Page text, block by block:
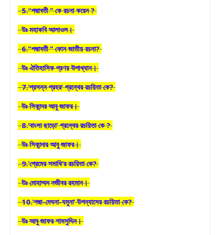
5.“পদ্মাবতী ’’ কে রচনা করেন ?
উঃ মহাকবি আলাওল।
6.“পদ্মাবতী ’’ কোন জাতীয় রচনা?
উঃ ঐতিহাসিক প্রণয় উপাখ্যান।
7.‘প্রসন্ন প্রহর’ গ্রন্থের রচয়িতা কে?
উঃ সিকান্দর আবু জাফর।
8.‘বাংলা ছাড়ো’ গ্রন্থের রচয়িতা কে ?
উঃ সিকান্দার আবু জাফর।
9.‘প্রেমের সমাধি’র রচয়িতা কে?
উঃ মোহাম্মদ নজীবর রহমান।
10.‘পদ্মা-মেঘনা-যমুনা’ উপন্যাসের রচয়িতা কে?
উঃ আবু জাফর শামসুদ্দিন।